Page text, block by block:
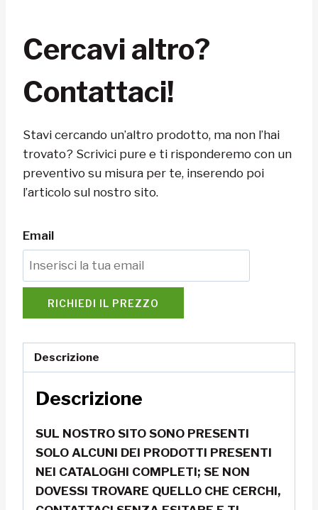
Cercavi altro?
Contattaci!
Stavi cercando un’altro prodotto, ma non l’hai
trovato? Scrivici pure e ti risponderemo con un
preventivo su misura per te, inserendo poi
l’articolo sul nostro sito.
Email
RICHIEDI IL PREZZO
Descrizione
Descrizione
SUL NOSTRO SITO SONO PRESENTI
SOLO ALCUNI DEI PRODOTTI PRESENTI
NEI CATALOGHI COMPLETI; SE NON
DOVESSI TROVARE QUELLO CHE CERCHI,